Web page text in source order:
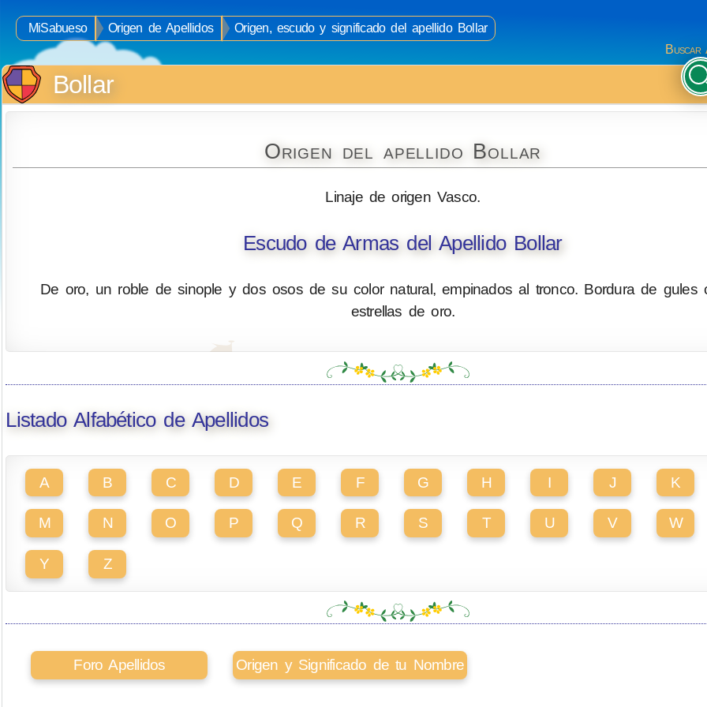
MiSabueso Origen de Apellidos
Origen, escudo y significado del apellido Bollar
Buscar
Bollar
Origen del apellido Bollar
Linaje de origen Vasco.
Escudo de Armas del Apellido Bollar
De oro, un roble de sinople y dos osos de su color natural, empinados al tronco. Bordura de gules
estrellas de oro.
Listado Alfabético de Apellidos
A B C D E F G H I J K
M N O P Q R S T U V W
Y Z
Foro Apellidos Origen y Significado de tu Nombre